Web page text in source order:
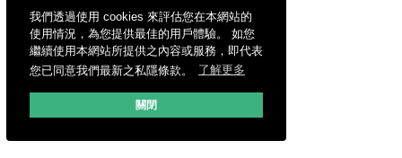
我們透過使用 cookies 來評估您在本網站的
使用情況，為您提供最佳的用戶體驗。 如您
繼續使用本網站所提供之內容或服務，即代表
您已同意我們最新之私隱條款。
了解更多
關閉